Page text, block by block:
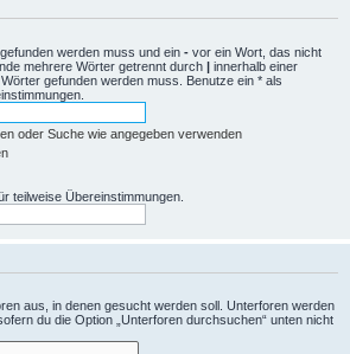
werden muss und ein - vor ein Wort, das nicht
mehrere Wörter getrennt durch | innerhalb einer
gefunden werden muss. Benutze ein * als
oder Suche wie angegeben verwenden
teilweise Übereinstimmungen.
aus, in denen gesucht werden soll. Unterforen werden
du die Option „Unterforen durchsuchen“ unten nicht